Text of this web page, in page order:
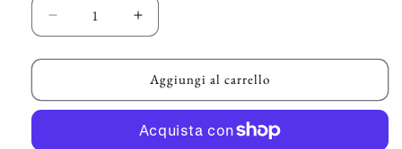
Diminuisci
quantità
per
–
Aumenta
quantità
per
ETRO
–
Media”
Aggiungi al carrello